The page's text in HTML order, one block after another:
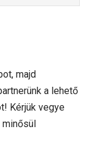
majd
a lehető
Kérjük vegye
minősül